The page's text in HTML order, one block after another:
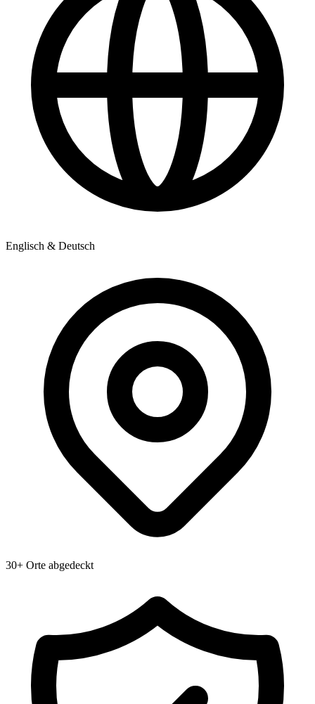
Englisch & Deutsch
30+ Orte abgedeckt